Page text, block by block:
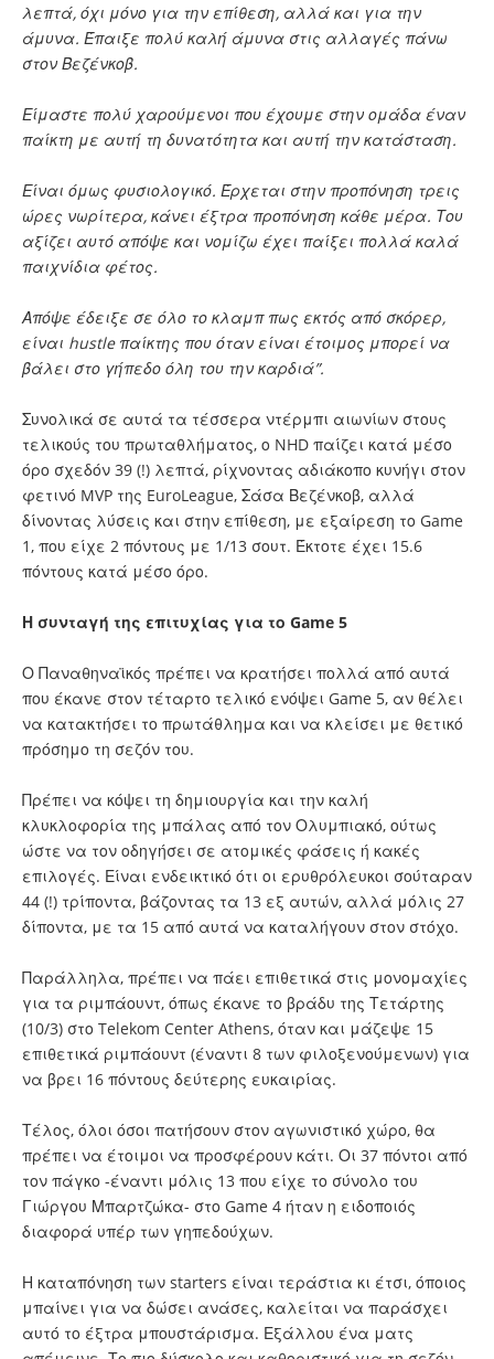
λεπτά, όχι μόνο για την επίθεση, αλλά και για την
άμυνα. Έπαιξε πολύ καλή άμυνα στις αλλαγές πάνω
στον Βεζένκοβ.
Είμαστε πολύ χαρούμενοι που έχουμε στην ομάδα έναν
παίκτη με αυτή τη δυνατότητα και αυτή την κατάσταση.
Είναι όμως φυσιολογικό. Έρχεται στην προπόνηση τρεις
ώρες νωρίτερα, κάνει έξτρα προπόνηση κάθε μέρα. Του
αξίζει αυτό απόψε και νομίζω έχει παίξει πολλά καλά
παιχνίδια φέτος.
Απόψε έδειξε σε όλο το κλαμπ πως εκτός από σκόρερ,
είναι hustle παίκτης που όταν είναι έτοιμος μπορεί να
βάλει στο γήπεδο όλη του την καρδιά”.
Συνολικά σε αυτά τα τέσσερα ντέρμπι αιωνίων στους
τελικούς του πρωταθλήματος, ο NHD παίζει κατά μέσο
όρο σχεδόν 39 (!) λεπτά, ρίχνοντας αδιάκοπο κυνήγι στον
φετινό MVP της EuroLeague, Σάσα Βεζένκοβ, αλλά
δίνοντας λύσεις και στην επίθεση, με εξαίρεση το Game
1, που είχε 2 πόντους με 1/13 σουτ. Έκτοτε έχει 15.6
πόντους κατά μέσο όρο.
Η συνταγή της επιτυχίας για το Game 5
Ο Παναθηναϊκός πρέπει να κρατήσει πολλά από αυτά
που έκανε στον τέταρτο τελικό ενόψει Game 5, αν θέλει
να κατακτήσει το πρωτάθλημα και να κλείσει με θετικό
πρόσημο τη σεζόν του.
Πρέπει να κόψει τη δημιουργία και την καλή
κλυκλοφορία της μπάλας από τον Ολυμπιακό, ούτως
ώστε να τον οδηγήσει σε ατομικές φάσεις ή κακές
επιλογές. Είναι ενδεικτικό ότι οι ερυθρόλευκοι σούταραν
44 (!) τρίποντα, βάζοντας τα 13 εξ αυτών, αλλά μόλις 27
δίποντα, με τα 15 από αυτά να καταλήγουν στον στόχο.
Παράλληλα, πρέπει να πάει επιθετικά στις μονομαχίες
για τα ριμπάουντ, όπως έκανε το βράδυ της Τετάρτης
(10/3) στο Telekom Center Athens, όταν και μάζεψε 15
επιθετικά ριμπάουντ (έναντι 8 των φιλοξενούμενων) για
να βρει 16 πόντους δεύτερης ευκαιρίας.
Τέλος, όλοι όσοι πατήσουν στον αγωνιστικό χώρο, θα
πρέπει να έτοιμοι να προσφέρουν κάτι. Οι 37 πόντοι από
τον πάγκο -έναντι μόλις 13 που είχε το σύνολο του
Γιώργου Μπαρτζώκα- στο Game 4 ήταν η ειδοποιός
διαφορά υπέρ των γηπεδούχων.
Η καταπόνηση των starters είναι τεράστια κι έτσι, όποιος
μπαίνει για να δώσει ανάσες, καλείται να παράσχει
αυτό το έξτρα μπουστάρισμα. Εξάλλου ένα ματς